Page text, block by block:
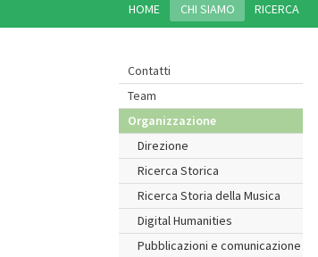
Contatti
Team
Organizzazione
Direzione
Ricerca Storica
Ricerca Storia della Musica
Digital Humanities
Pubblicazioni e comunicazione
HOME CHI SIAMO RICERCA